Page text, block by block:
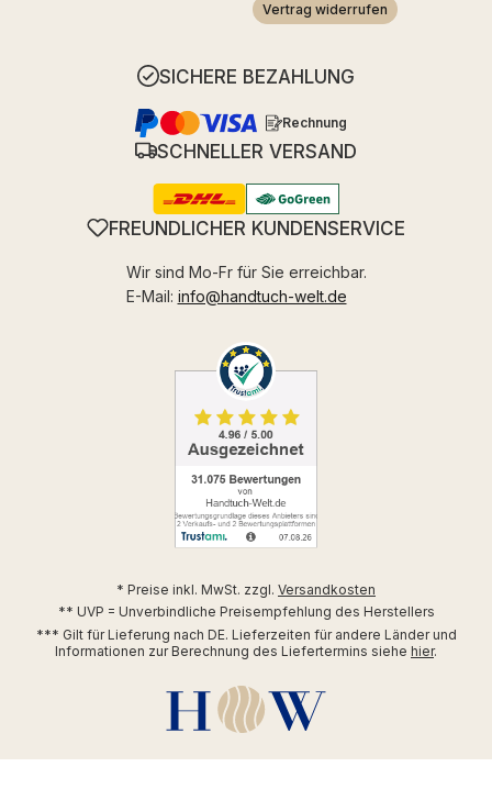
Vertrag widerrufen
SICHERE BEZAHLUNG
Rechnung
SCHNELLER VERSAND
FREUNDLICHER KUNDENSERVICE
Wir sind Mo-Fr für Sie erreichbar.
E-Mail: info@handtuch-welt.de
* Preise inkl. MwSt. zzgl. Versandkosten
** UVP = Unverbindliche Preisempfehlung des Herstellers
*** Gilt für Lieferung nach DE. Lieferzeiten für andere Länder und
Informationen zur Berechnung des Liefertermins siehe hier.